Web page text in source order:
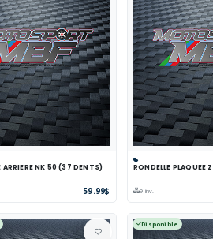
Comparer Voir
ENGRENAGE ARRIERE NK 50 (37 DENTS)
59.99$
Panier
RONDELLE PLAQUEE
9 inv.
Disponible